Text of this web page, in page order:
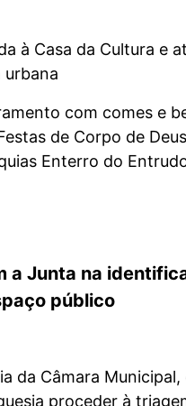
à Casa da Cultura e
urbana
com comes e
de Corpo de
Enterro do
a Junta na
público
da Câmara
proceder à